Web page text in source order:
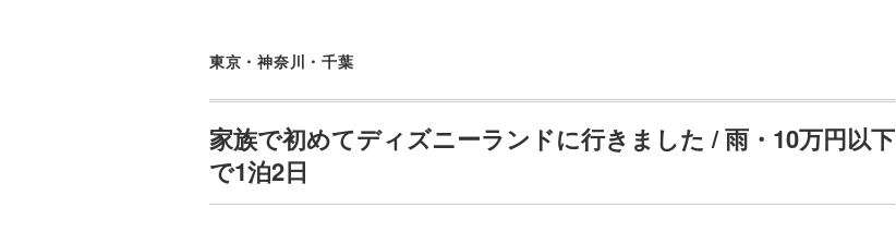
東京・神奈川・千葉
家族で初めてディズニーランドに行きました / 雨・10万円以下
で1泊2日